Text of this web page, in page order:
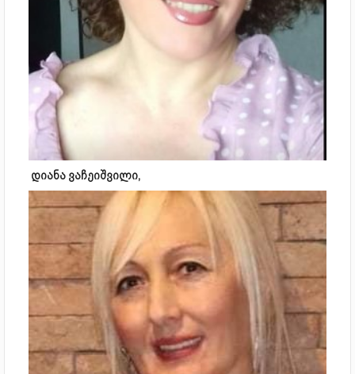
დიანა ვაჩეიშვილი,